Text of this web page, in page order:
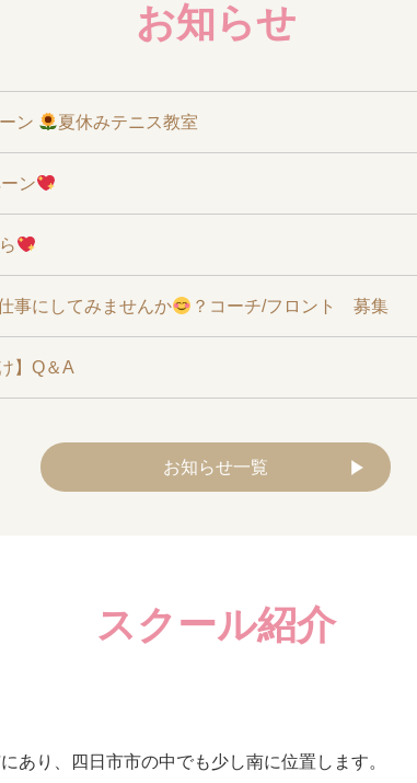
お知らせ
ン 夏休みテニス教室
ン
事にしてみませんか ？コーチ/フロント 募集
】Q＆A
お知らせ一覧
スクール紹介
あり、四日市市の中でも少し南に位置します。